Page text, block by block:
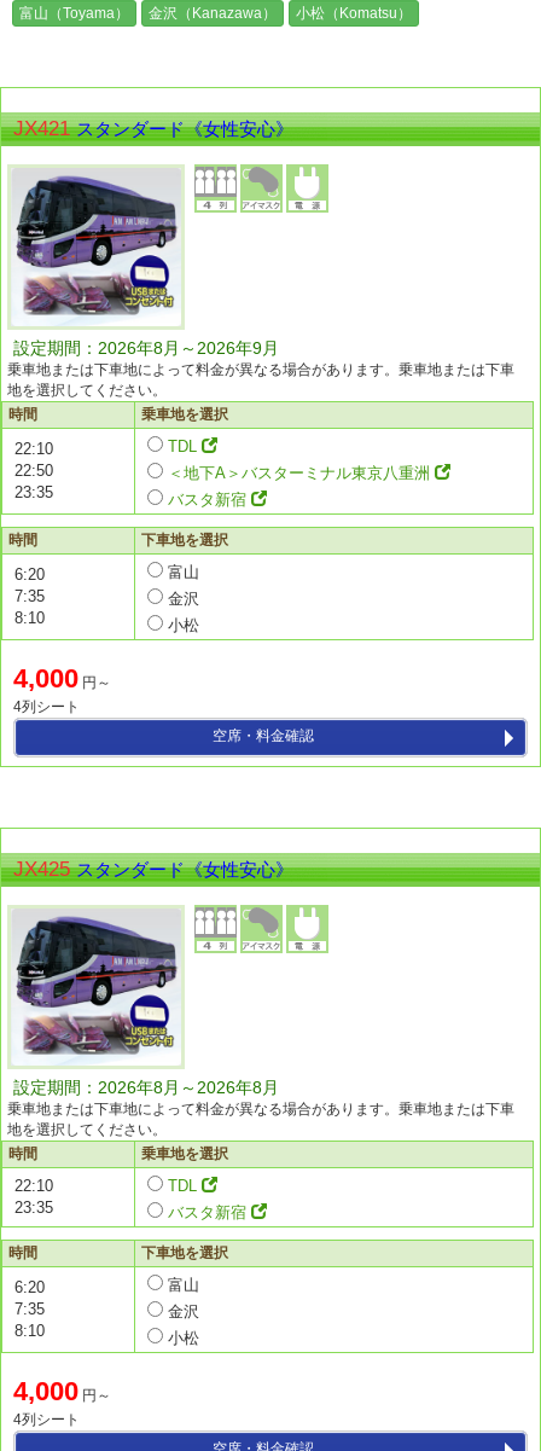
富山（Toyama） 金沢（Kanazawa） 小松（Komatsu）
JX421 スタンダード《女性安心》
設定期間：2026年8月～2026年9月
乗車地または下車地によって料金が異なる場合があります。乗車地または下車
地を選択してください。
時間
乗車地を選択
22:10
22:50
23:35
TDL
＜地下A＞バスターミナル東京八重洲
バスタ新宿
時間 下車地を選択
6:20
7:35
8:10
富山
金沢
小松
4,000 円～
4列シート
空席・料金確認
JX425 スタンダード《女性安心》
設定期間：2026年8月～2026年8月
乗車地または下車地によって料金が異なる場合があります。乗車地または下車
地を選択してください。
時間
乗車地を選択
22:10
23:35
TDL
バスタ新宿
時間 下車地を選択
6:20
7:35
8:10
富山
金沢
小松
4,000 円～
4列シート